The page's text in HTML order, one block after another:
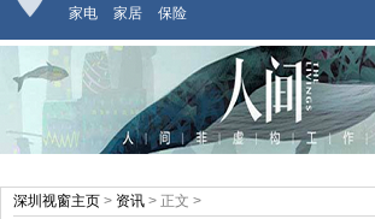
家电
家居 保险
深圳视窗主页 > 资讯 > 正文 >